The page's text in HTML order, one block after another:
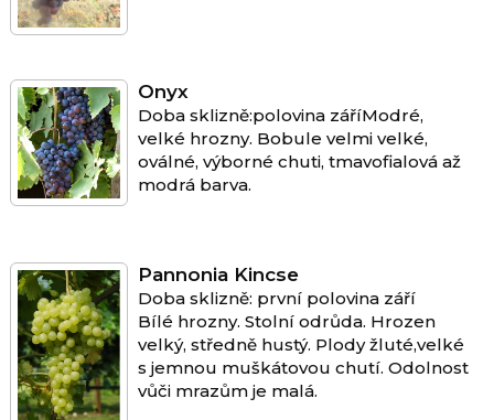
Onyx
Doba sklizně:polovina záříModré,
velké hrozny. Bobule velmi velké,
oválné, výborné chuti, tmavofialová až
modrá barva.
Pannonia Kincse
Doba sklizně: první polovina září
Bílé hrozny. Stolní odrůda. Hrozen
velký, středně hustý. Plody žluté,velké
s jemnou muškátovou chutí. Odolnost
vůči mrazům je malá.